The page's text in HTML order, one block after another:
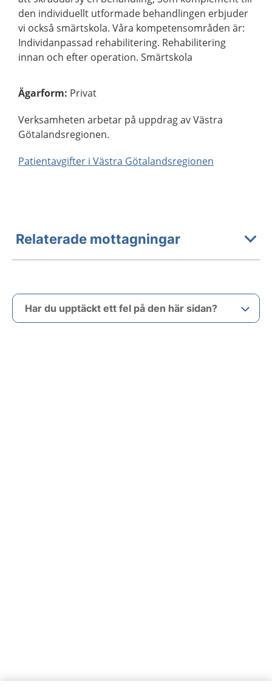
den individuellt utformade behandlingen erbjuder
vi också smärtskola. Våra kompetensområden är:
Individanpassad rehabilitering. Rehabilitering
innan och efter operation. Smärtskola
Ägarform: Privat
Verksamheten arbetar på uppdrag av Västra
Götalandsregionen.
Patientavgifter i Västra Götalandsregionen
Relaterade mottagningar
Har du upptäckt ett fel på den här sidan?